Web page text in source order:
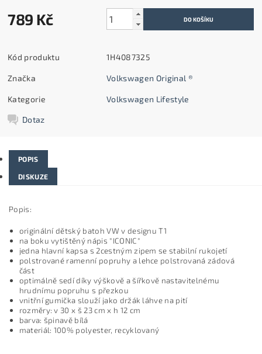
789 Kč
Kód produktu 1H4087325
Značka Volkswagen Original ®
Kategorie Volkswagen Lifestyle
Dotaz
POPIS
DISKUZE
Popis:
originální dětský batoh VW v designu T1
na boku vytištěný nápis "ICONIC"
jedna hlavní kapsa s 2cestným zipemse stabilní rukojetí
polstrované ramenní popruhy a lehce polstrovaná zádová
část
optimálně sedí díky výškově a šířkově nastavitelnému
hrudnímu popruhu s přezkou
vnitřní gumička slouží jako držák láhve na pití
rozměry: v 30 x š 23 cm x h 12 cm
barva: špinavě bílá
materiál: 100% polyester, recyklovaný